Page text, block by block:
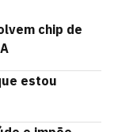
chip de
estou